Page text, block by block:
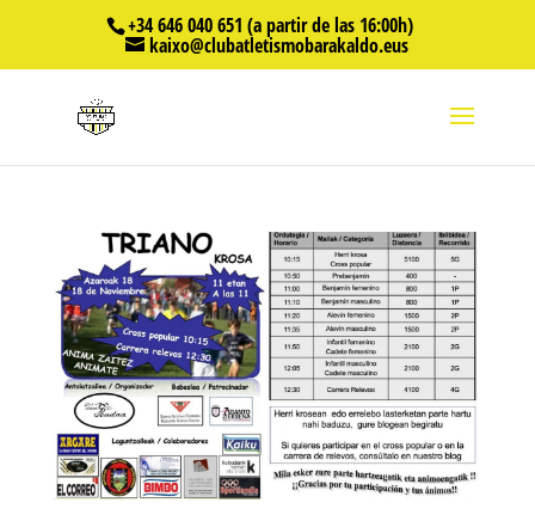
+34 646 040 651 (a partir de las 16:00h)
kaixo@clubatletismobarakaldo.eus